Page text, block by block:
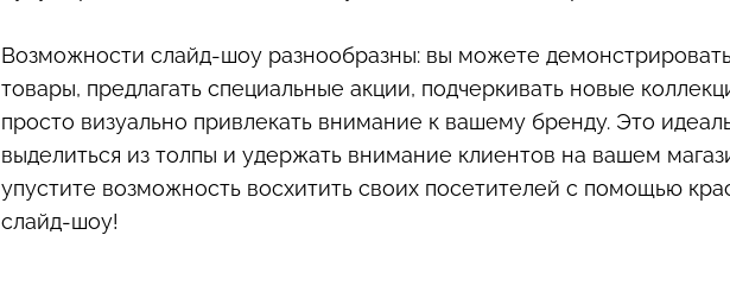
Возможности слайд-шоу разнообразны: вы можете
товары, предлагать специальные акции, подчеркивать новые
просто визуально привлекать внимание к вашему бренду. Это
выделиться из толпы и удержать внимание клиентов на вашем
упустите возможность восхитить своих посетителей с помощью
слайд-шоу!